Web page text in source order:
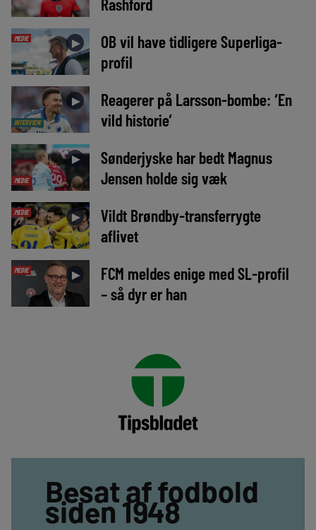
MEDIE ►
OB vil have tidligere Superliga-
profil
INTERVIEW
►
Reagerer på Larsson-bombe: ‘En
vild historie’
MEDIE
►
Sønderjyske har bedt Magnus
Jensen holde sig væk
MEDIE ►
Vildt Brøndby-transferrygte
aflivet
MEDIE ►
FCM meldes enige med SL-profil
– så dyr er han
Besat af fodbold
siden 1948